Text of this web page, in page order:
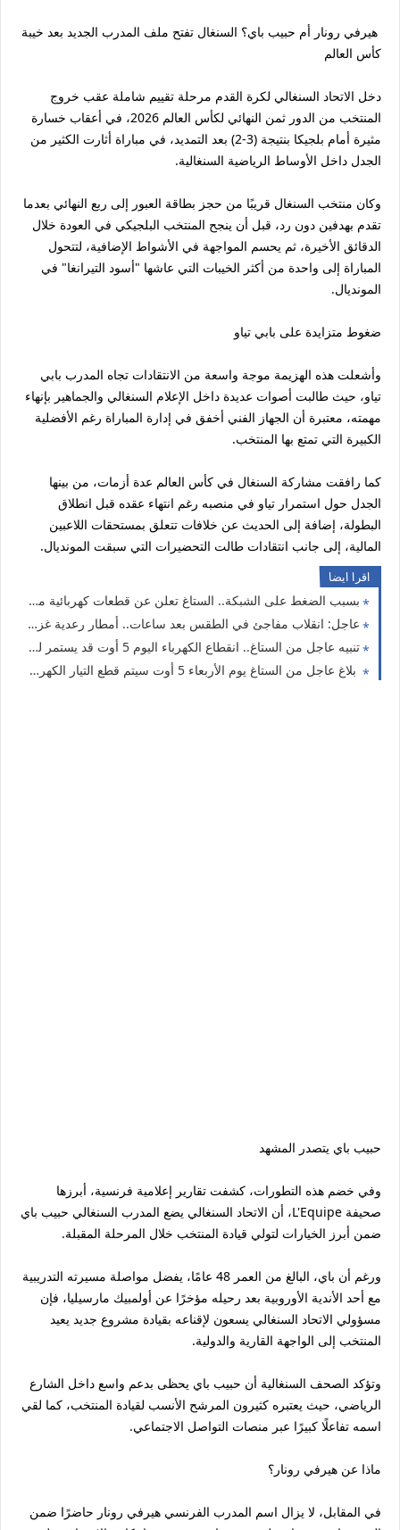
هيرفي رونار أم حبيب باي؟ السنغال تفتح ملف المدرب الجديد بعد خيبة
كأس العالم
دخل الاتحاد السنغالي لكرة القدم مرحلة تقييم شاملة عقب خروج
المنتخب من الدور ثمن النهائي لكأس العالم 2026، في أعقاب خسارة
مثيرة أمام بلجيكا بنتيجة (3-2) بعد التمديد، في مباراة أثارت الكثير من
الجدل داخل الأوساط الرياضية السنغالية.
وكان منتخب السنغال قريبًا من حجز بطاقة العبور إلى ربع النهائي بعدما
تقدم بهدفين دون رد، قبل أن ينجح المنتخب البلجيكي في العودة خلال
الدقائق الأخيرة، ثم يحسم المواجهة في الأشواط الإضافية، لتتحول
المباراة إلى واحدة من أكثر الخيبات التي عاشها "أسود التيرانغا" في
المونديال.
ضغوط متزايدة على بابي تياو
وأشعلت هذه الهزيمة موجة واسعة من الانتقادات تجاه المدرب بابي
تياو، حيث طالبت أصوات عديدة داخل الإعلام السنغالي والجماهير بإنهاء
مهمته، معتبرة أن الجهاز الفني أخفق في إدارة المباراة رغم الأفضلية
الكبيرة التي تمتع بها المنتخب.
كما رافقت مشاركة السنغال في كأس العالم عدة أزمات، من بينها
الجدل حول استمرار تياو في منصبه رغم انتهاء عقده قبل انطلاق
البطولة، إضافة إلى الحديث عن خلافات تتعلق بمستحقات اللاعبين
المالية، إلى جانب انتقادات طالت التحضيرات التي سبقت المونديال.
اقرا ايضا
بسبب الضغط على الشبكة.. الستاغ تعلن عن قطعات كهربائية متقطعة اليوم في هذه الولايات
عاجل: انقلاب مفاجئ في الطقس بعد ساعات.. أمطار رعدية غزيرة ورياح تصل إلى 90 كلم/س تشمل 5 ولايات
تنبيه عاجل من الستاغ.. انقطاع الكهرباء اليوم 5 أوت قد يستمر لساعتين في هذه الولايات
بلاغ عاجل من الستاغ يوم الأربعاء 5 أوت سيتم قطع التيار الكهربائي عن هذه الولايات
حبيب باي يتصدر المشهد
وفي خضم هذه التطورات، كشفت تقارير إعلامية فرنسية، أبرزها
صحيفة L'Equipe، أن الاتحاد السنغالي يضع المدرب السنغالي حبيب باي
ضمن أبرز الخيارات لتولي قيادة المنتخب خلال المرحلة المقبلة.
ورغم أن باي، البالغ من العمر 48 عامًا، يفضل مواصلة مسيرته التدريبية
مع أحد الأندية الأوروبية بعد رحيله مؤخرًا عن أولمبيك مارسيليا، فإن
مسؤولي الاتحاد السنغالي يسعون لإقناعه بقيادة مشروع جديد يعيد
المنتخب إلى الواجهة القارية والدولية.
وتؤكد الصحف السنغالية أن حبيب باي يحظى بدعم واسع داخل الشارع
الرياضي، حيث يعتبره كثيرون المرشح الأنسب لقيادة المنتخب، كما لقي
اسمه تفاعلًا كبيرًا عبر منصات التواصل الاجتماعي.
ماذا عن هيرفي رونار؟
في المقابل، لا يزال اسم المدرب الفرنسي هيرفي رونار حاضرًا ضمن